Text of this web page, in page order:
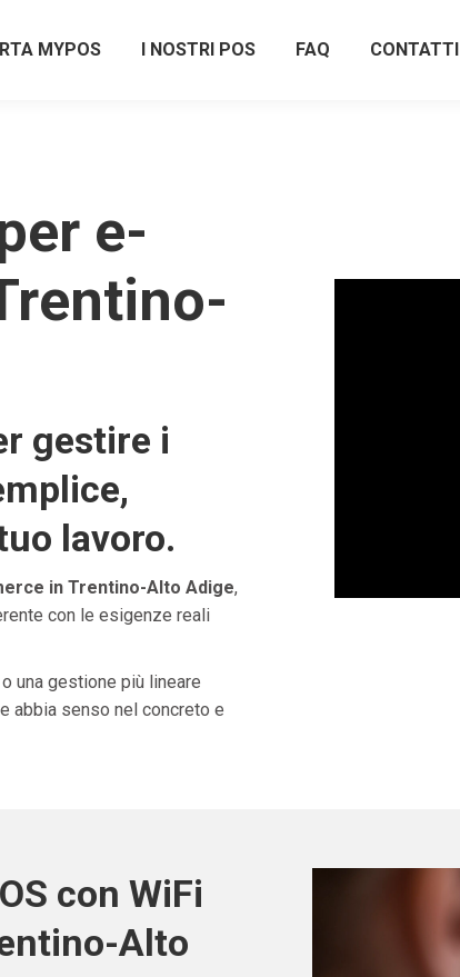
MYPOS I NOSTRI POS FAQ CONTATTI
e-
gestire i
lavoro.
in Trentino-Alto Adige,
con le esigenze reali
una gestione più lineare
abbia senso nel concreto e
con WiFi
Alto